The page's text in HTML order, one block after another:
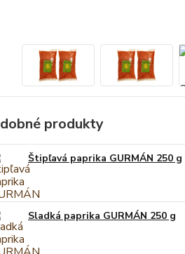
produkty
Štipľavá paprika GURMÁN 250 g
Sladká paprika GURMÁN 250 g